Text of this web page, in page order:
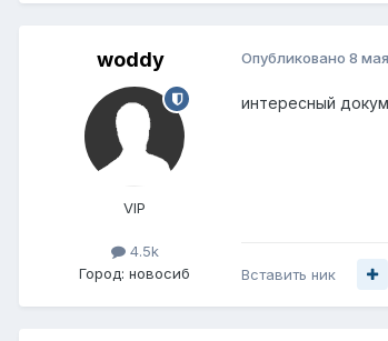
woddy
VIP
4.5k
Город: новосиб
Опубликовано 8
интересный
Вставить ник